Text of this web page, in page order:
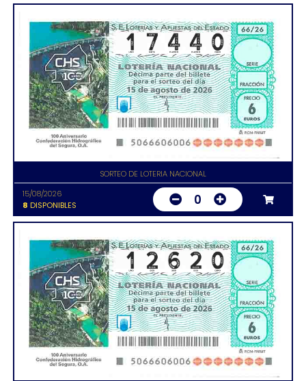
SORTEO DE LOTERIA NACIONAL
15/08/2026
8 DISPONIBLES 0